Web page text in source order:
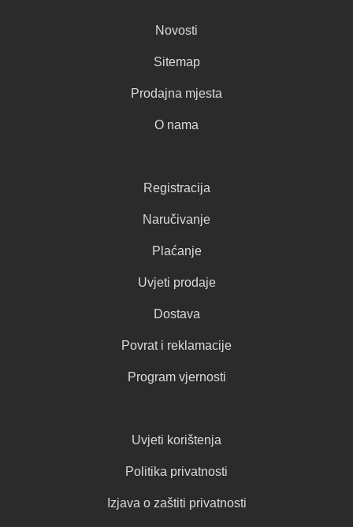
Novosti
Sitemap
Prodajna mjesta
O nama
Registracija
Naručivanje
Plaćanje
Uvjeti prodaje
Dostava
Povrat i reklamacije
Program vjernosti
Uvjeti korištenja
Politika privatnosti
Izjava o zaštiti privatnosti